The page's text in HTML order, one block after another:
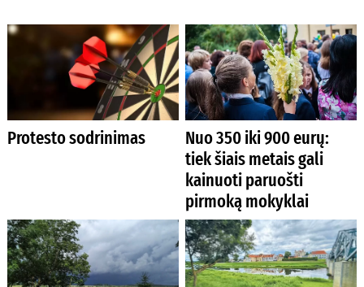
Protesto sodrinimas
Nuo 350 iki 900 eurų:
tiek šiais metais gali
kainuoti paruošti
pirmoką mokyklai